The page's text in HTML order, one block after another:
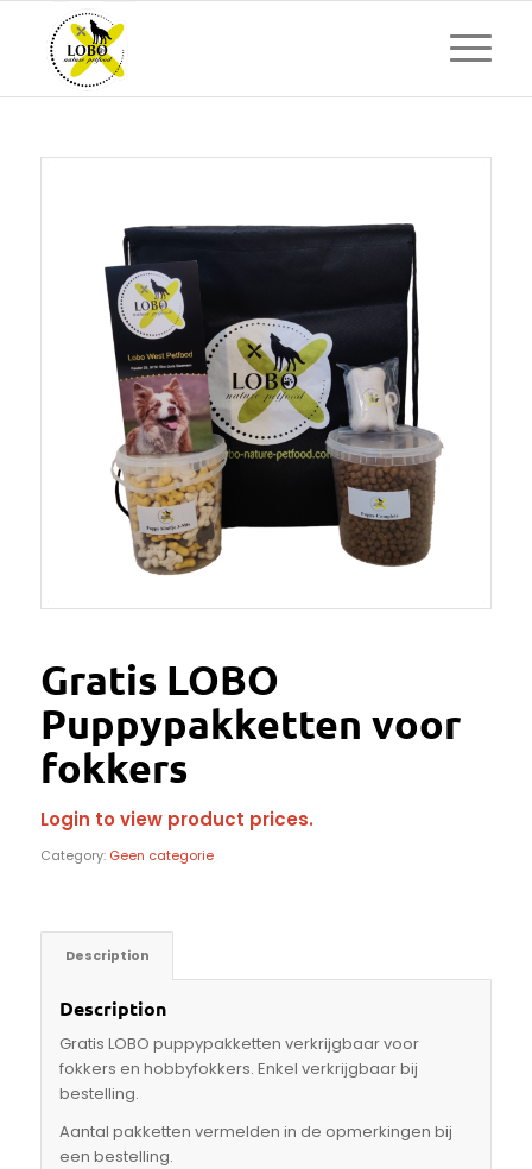
Gratis LOBO
Puppypakketten voor
fokkers
Login to view product prices.
Category: Geen categorie
Description
Description
Gratis LOBO puppypakketten verkrijgbaar voor
fokkers en hobbyfokkers. Enkel verkrijgbaar bij
bestelling.
Aantal pakketten vermelden in de opmerkingen bij
een bestelling.